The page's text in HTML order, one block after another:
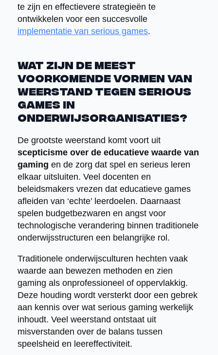
te zijn en effectievere strategieën te
ontwikkelen voor een succesvolle
implementatie van serious games.
Wat zijn de meest
voorkomende vormen van
weerstand tegen serious
games in
onderwijsorganisaties?
De grootste weerstand komt voort uit
scepticisme over de educatieve waarde van
gaming en de zorg dat spel en serieus leren
elkaar uitsluiten. Veel docenten en
beleidsmakers vrezen dat educatieve games
afleiden van ‘echte’ leerdoelen. Daarnaast
spelen budgetbezwaren en angst voor
technologische verandering binnen traditionele
onderwijsstructuren een belangrijke rol.
Traditionele onderwijsculturen hechten vaak
waarde aan bewezen methoden en zien
gaming als onprofessioneel of oppervlakkig.
Deze houding wordt versterkt door een gebrek
aan kennis over wat serious gaming werkelijk
inhoudt. Veel weerstand ontstaat uit
misverstanden over de balans tussen
speelsheid en leereffectiviteit.